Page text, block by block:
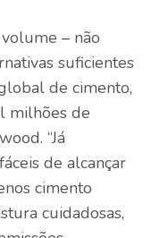
– não
suficientes
de cimento,
milhões de
“Já
de alcançar
cimento
cuidadosas,